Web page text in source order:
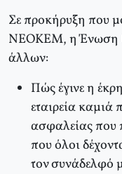
Σε προκήρυξη που
ΝΕΟΚΕΜ, η Ένωση
άλλων:
Πώς έγινε η
εταιρεία καμιά
ασφαλείας που
που όλοι
τον συνάδελφό